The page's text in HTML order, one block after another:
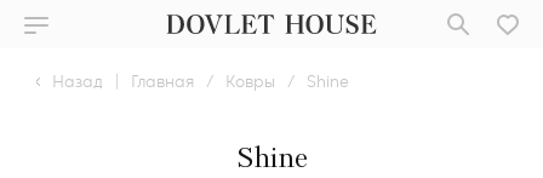
Назад | Главная / Ковры / Shine
Shine